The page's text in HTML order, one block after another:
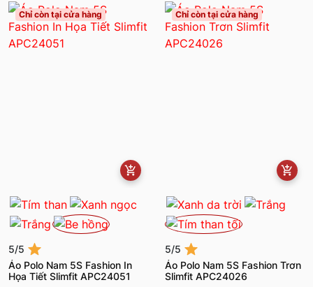
Chỉ còn tại cửa hàng
5/5
Áo Polo Nam 5S Fashion In
Họa Tiết Slimfit APC24051
Chỉ còn tại cửa hàng
5/5
Áo Polo Nam 5S Fashion Trơn
Slimfit APC24026